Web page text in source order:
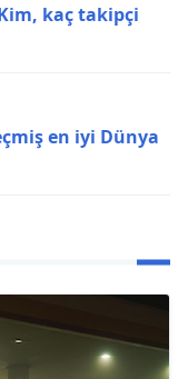
kaç takipçi
en iyi Dünya